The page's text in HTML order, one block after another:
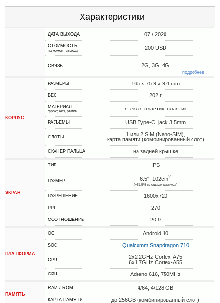
Характеристики
ДАТА ВЫХОДА 07 / 2020
СТОИМОСТЬ
на момент выхода 200 USD
СВЯЗЬ 2G, 3G, 4G
подробнее ↓
КОРПУС
РАЗМЕРЫ 165 x 75.9 x 9.4 mm
ВЕС 202 г
МАТЕРИАЛ
фронт, низ, рамка стекло, пластик, пластик
РАЗЪЕМЫ USB Type-C, jack 3.5mm
СЛОТЫ
1 или 2 SIM (Nano-SIM),
карта памяти (комбинированный слот)
СКАНЕР ПАЛЬЦА на задней крышке
ЭКРАН
ТИП IPS
РАЗМЕР 6.5", 102cm2
(~81.5% площади корпуса)
РАЗРЕШЕНИЕ 1600x720
PPI 270
СООТНОШЕНИЕ 20:9
ПЛАТФОРМА
ОС Android 10
SOC Qualcomm Snapdragon 710
CPU
2x2.2GHz Cortex-A75
6x1.7GHz Cortex-A55
GPU Adreno 616, 750MHz
ПАМЯТЬ
RAM / ROM 4/64, 4/128 GB
КАРТА ПАМЯТИ до 256GB (комбинированный слот)